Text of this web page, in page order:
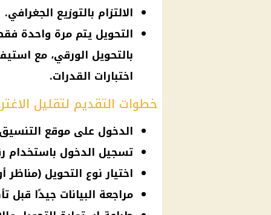
الالتزام بالتوزيع الجغرافي.
التحويل يتم مرة واحدة
بالتحويل الورقي، مع
اختبارات القدرات.
خطوات التقديم لتقليل الاغتراب
الدخول على موقع التنسيق
تسجيل الدخول باستخدام
اختيار نوع التحويل (مناظر
مراجعة البيانات جيدًا قبل